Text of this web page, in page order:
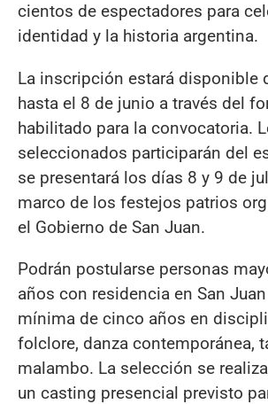
cientos de espectadores para
identidad y la historia argentina.
La inscripción estará disponible
hasta el 8 de junio a través del
habilitado para la convocatoria.
seleccionados participarán del
se presentará los días 8 y 9 de
marco de los festejos patrios
el Gobierno de San Juan.
Podrán postularse personas
años con residencia en San
mínima de cinco años en
folclore, danza contemporánea,
malambo. La selección se
un casting presencial previsto